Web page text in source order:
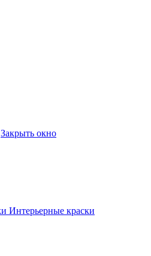
Закрыть окно
Интерьерные краски